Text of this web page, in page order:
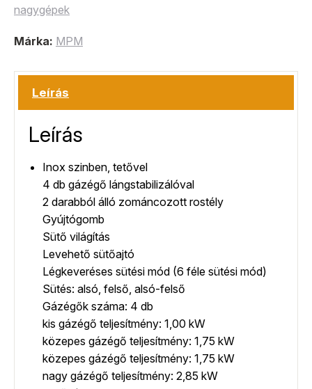
nagygépek
Márka: MPM
Leírás
Leírás
Inox szinben, tetővel
4 db gázégő lángstabilizálóval
2 darabból álló zománcozott rostély
Gyújtógomb
Sütő világítás
Levehető sütőajtó
Légkeveréses sütési mód (6 féle sütési mód)
Sütés: alsó, felső, alsó-felső
Gázégők száma: 4 db
kis gázégő teljesítmény: 1,00 kW
közepes gázégő teljesítmény: 1,75 kW
közepes gázégő teljesítmény: 1,75 kW
nagy gázégő teljesítmény: 2,85 kW